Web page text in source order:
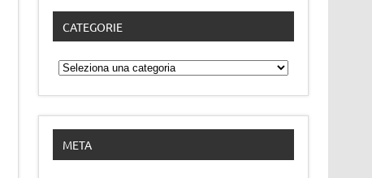
CATEGORIE
Categorie
META